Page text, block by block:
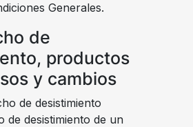
Generales.
de
productos
y cambios
de desistimiento
de desistimiento de un